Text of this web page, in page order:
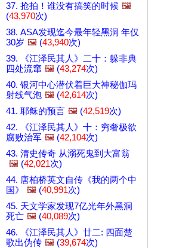
37. 抢拍！谁没有搞笑的时候 🖼️
(43,970次)
38. ASA发现迄今最年轻黑洞 年仅
30岁 🖼️ (43,940次)
39. 《江泽民其人》二十：躲非典
四处流窜 🖼️ (43,274次)
40. 银河中心潜伏着巨大神秘伽玛
射线气泡 🖼️ (42,614次)
41. 耶稣的预言 🖼️ (42,519次)
42. 《江泽民其人》十：穷奢极欲
腐败治军 🖼️ (42,104次)
43. 清史传奇 从溺死鬼到大富翁
🖼️ (42,021次)
44. 唐柏桥英文自传《我的两个中
国》
🖼️ (40,991次)
45. 天文学家发现7亿光年外黑洞
死亡 🖼️ (40,089次)
46. 《江泽民其人》廿二: 四面楚
歌出伪传 🖼️ (39,674次)